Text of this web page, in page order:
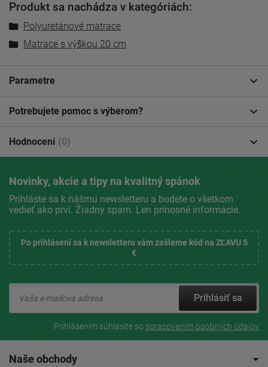
Produkt sa nachádza v kategóriách:
Polyuretánové matrace
Matrace s výškou 20 cm
Parametre
Potrebujete pomoc s výberom?
Hodnocení (0)
Novinky, akcie a tipy na kvalitný spánok
Prihláste sa k nášmu newsletteru a budete o všetkom
vedieť ako prví. Žiadny spam. Len prínosné informácie.
Po prihlásení sa k newsletteru vám zašleme kód na ZĽAVU 5
€
Prihlásiť sa
Prihlásením súhlasíte so spracovaním osobných údajov
Naše obchody